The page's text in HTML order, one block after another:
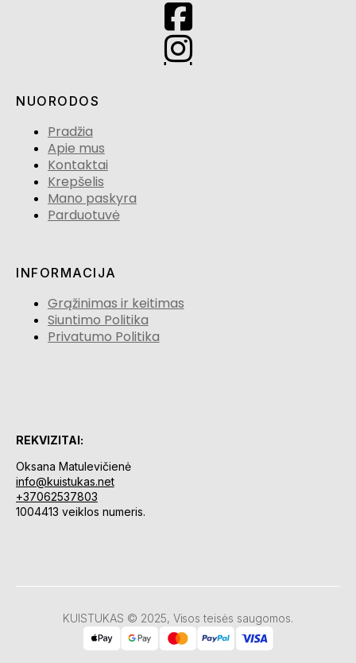
NUORODOS
Pradžia
Apie mus
Kontaktai
Krepšelis
Mano paskyra
Parduotuvė
INFORMACIJA
Grąžinimas ir keitimas
Siuntimo Politika
Privatumo Politika
REKVIZITAI:
Oksana Matulevičienė
info@kuistukas.net
+37062537803
1004413 veiklos numeris.
KUISTUKAS © 2025, Visos teisės saugomos.